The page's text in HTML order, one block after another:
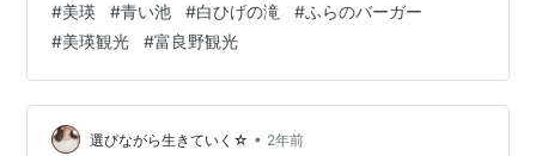
は旭川で旭川らーめん食べたり、旭山動物園へ行ったり
少し足を伸ばして、層雲峡温泉に泊まった我が家。▼北
海道☆旅行のプランは子連れで楽しめるところがメイ
ン！旭川～富良野の旅一日目。旭山動物園へ行ってきた
よ♪ - 選びながら生きていく☆ www.yamachi-
#美瑛 #青い池 #白ひげの滝 #ふらのバーガー
#美瑛観光 #富良野観光
選びながら生きていく☆ • 2年前